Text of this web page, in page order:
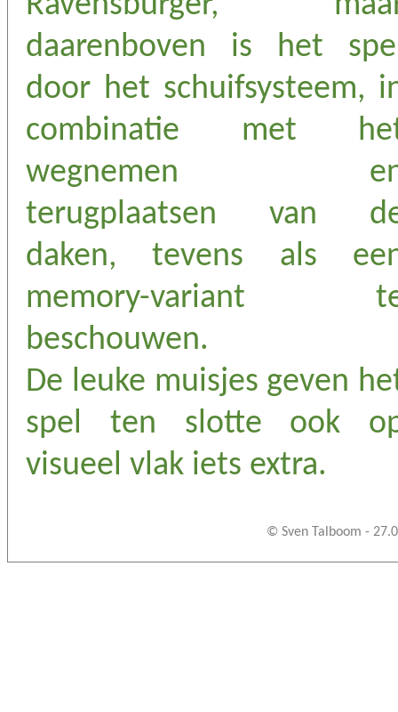
daarenboven is het
door het schuifsysteem,
combinatie met
wegnemen
terugplaatsen van
daken, tevens als
memory-variant
beschouwen.
De leuke muisjes geven
spel ten slotte ook
visueel vlak iets extra.
© Sven Talboom -